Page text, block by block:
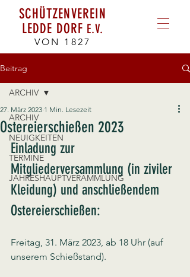
SCHÜTZENVEREIN
LEDDE DORF E.V.
VON 1827
Beitrag
ARCHIV
NEUIGKEITEN
TERMINE
JAHRESHAUPTVERAMMLUNG
ARCHIV
Ostereierschießen 2023
27. März 2023 1 Min. Lesezeit
Einladung zur
Mitgliederversammlung (in ziviler
Kleidung) und anschließendem
Ostereierschießen:
Freitag, 31. März 2023, ab 18 Uhr (auf
unserem Schießstand).